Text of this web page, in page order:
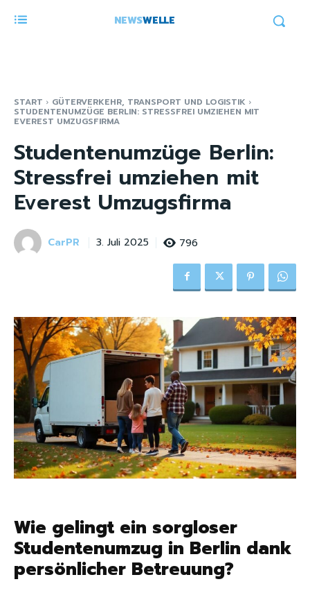
NEWSWELLE
START GÜTERVERKEHR, TRANSPORT UND LOGISTIK
STUDENTENUMZÜGE BERLIN: STRESSFREI UMZIEHEN MIT
EVEREST UMZUGSFIRMA
Studentenumzüge Berlin:
Stressfrei umziehen mit
Everest Umzugsfirma
CarPR 3. Juli 2025 796
Wie gelingt ein sorgloser
Studentenumzug in Berlin dank
persönlicher Betreuung?